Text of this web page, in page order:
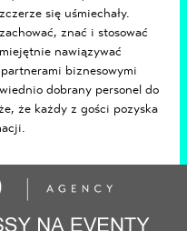
się uśmiechały.
znać i stosować
nawiązywać
biznesowymi
dobrany personel do
że każdy z gości pozyska